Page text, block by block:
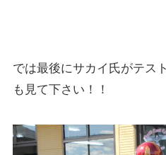
では最後にサカイ氏がテス
も見て下さい！！